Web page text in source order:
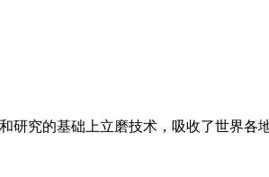
研究的基础上立磨技术，吸收了世界